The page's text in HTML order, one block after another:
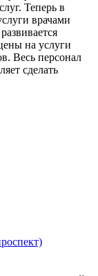
Теперь в
врачами
на услуги
Весь персонал
сделать